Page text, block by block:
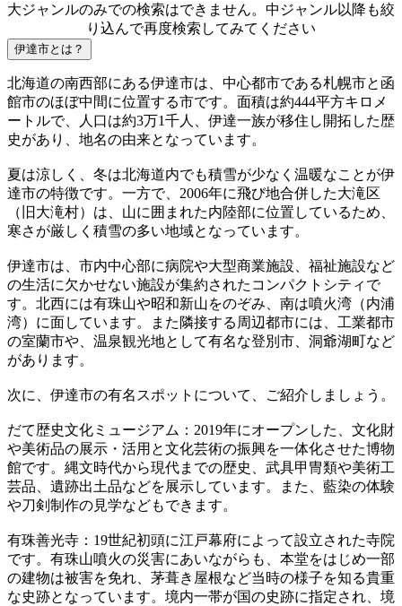
大ジャンルのみでの検索はできません。中ジャンル以降も絞
り込んで再度検索してみてください
伊達市とは？
北海道の南西部にある伊達市は、中心都市である札幌市と函
館市のほぼ中間に位置する市です。面積は約444平方キロメ
ートルで、人口は約3万1千人、伊達一族が移住し開拓した歴
史があり、地名の由来となっています。
夏は涼しく、冬は北海道内でも積雪が少なく温暖なことが伊
達市の特徴です。一方で、2006年に飛び地合併した大滝区
（旧大滝村）は、山に囲まれた内陸部に位置しているため、
寒さが厳しく積雪の多い地域となっています。
伊達市は、市内中心部に病院や大型商業施設、福祉施設など
の生活に欠かせない施設が集約されたコンパクトシティで
す。北西には有珠山や昭和新山をのぞみ、南は噴火湾（内浦
湾）に面しています。また隣接する周辺都市には、工業都市
の室蘭市や、温泉観光地として有名な登別市、洞爺湖町など
があります。
次に、伊達市の有名スポットについて、ご紹介しましょう。
だて歴史文化ミュージアム：2019年にオープンした、文化財
や美術品の展示・活用と文化芸術の振興を一体化させた博物
館です。縄文時代から現代までの歴史、武具甲冑類や美術工
芸品、遺跡出土品などを展示しています。また、藍染の体験
や刀剣制作の見学などもできます。
有珠善光寺：19世紀初頭に江戸幕府によって設立された寺院
です。有珠山噴火の災害にあいながらも、本堂をはじめ一部
の建物は被害を免れ、茅葺き屋根など当時の様子を知る貴重
な史跡となっています。境内一帯が国の史跡に指定され、境